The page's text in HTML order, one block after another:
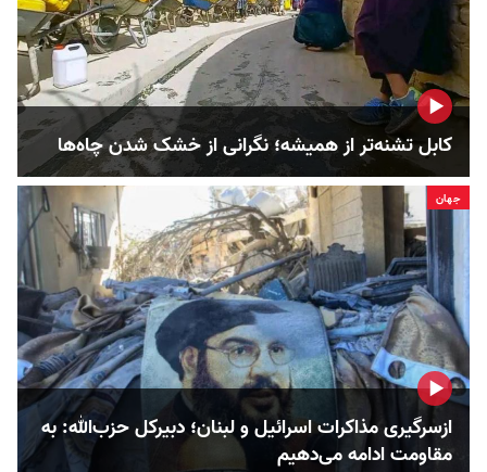
کابل تشنه‌تر از همیشه؛ نگرانی از خشک‌ شدن چاه‌ها
جهان
ازسرگیری مذاکرات اسرائیل و لبنان؛ دبیرکل حزب‌الله: به
مقاومت ادامه می‌دهیم